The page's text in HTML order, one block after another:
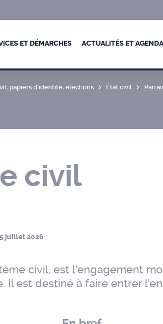
ET DÉMARCHES ACTUALITÉS ET
papiers d’identité, élections État civil
civil
juillet 2026
civil, est l’engagement
Il est destiné à faire entrer